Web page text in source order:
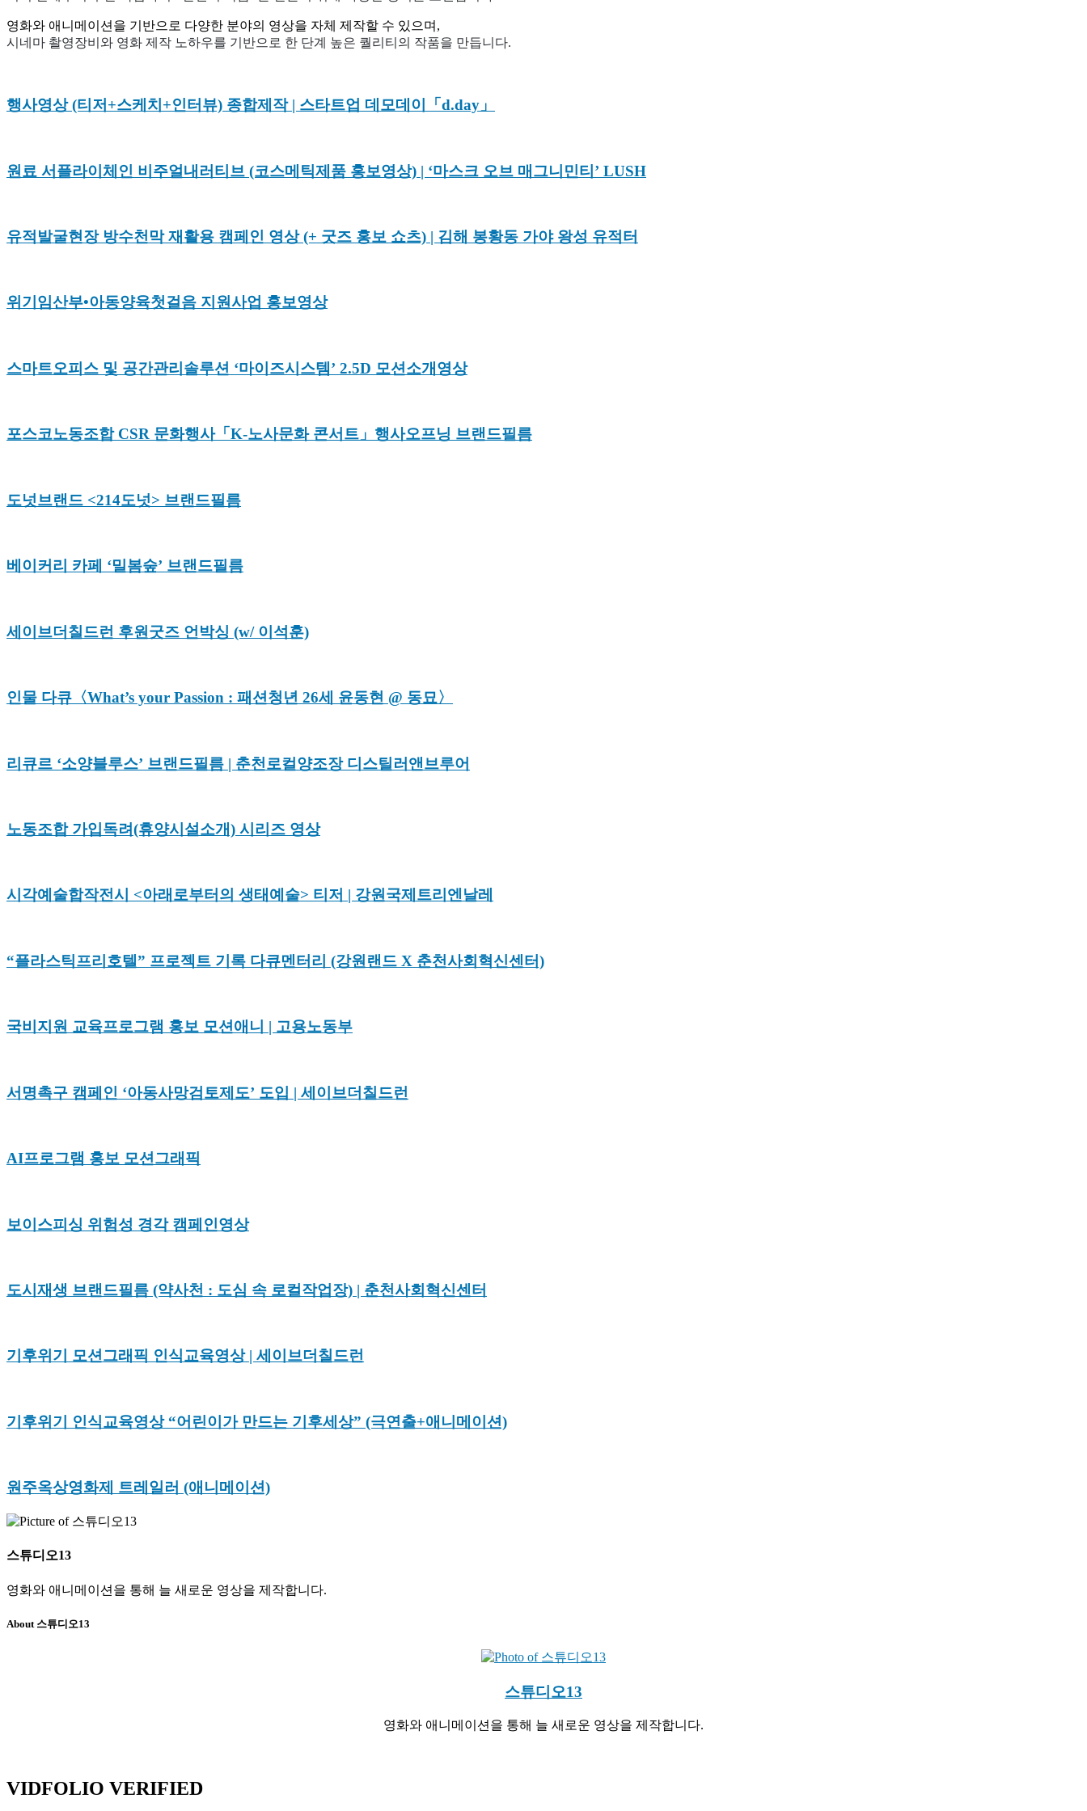
영화와 애니메이션을 기반으로 다양한 분야의 영상을 자체 제작할 수 있으며,
시네마 촬영장비와 영화 제작 노하우를 기반으로 한 단계 높은 퀄리티의 작품을 만듭니다.
행사영상 (티저+스케치+인터뷰) 종합제작 | 스타트업 데모데이「d.day」
원료 서플라이체인 비주얼내러티브 (코스메틱제품 홍보영상) | ‘마스크 오브 매그니민티’ LUSH
유적발굴현장 방수천막 재활용 캠페인 영상 (+ 굿즈 홍보 쇼츠) | 김해 봉황동 가야 왕성 유적터
위기임산부•아동양육첫걸음 지원사업 홍보영상
스마트오피스 및 공간관리솔루션 ‘마이즈시스템’ 2.5D 모션소개영상
포스코노동조합 CSR 문화행사「K-노사문화 콘서트」행사오프닝 브랜드필름
도넛브랜드 <214도넛> 브랜드필름
베이커리 카페 ‘밀봄숲’ 브랜드필름
세이브더칠드런 후원굿즈 언박싱 (w/ 이석훈)
인물 다큐〈What’s your Passion : 패션청년 26세 윤동현 @ 동묘〉
리큐르 ‘소양블루스’ 브랜드필름 | 춘천로컬양조장 디스틸러앤브루어
노동조합 가입독려(휴양시설소개) 시리즈 영상
시각예술합작전시 <아래로부터의 생태예술> 티저 | 강원국제트리엔날레
“플라스틱프리호텔” 프로젝트 기록 다큐멘터리 (강원랜드 X 춘천사회혁신센터)
국비지원 교육프로그램 홍보 모션애니 | 고용노동부
서명촉구 캠페인 ‘아동사망검토제도’ 도입 | 세이브더칠드런
AI프로그램 홍보 모션그래픽
보이스피싱 위험성 경각 캠페인영상
도시재생 브랜드필름 (약사천 : 도심 속 로컬작업장) | 춘천사회혁신센터
기후위기 모션그래픽 인식교육영상 | 세이브더칠드런
기후위기 인식교육영상 “어린이가 만드는 기후세상” (극연출+애니메이션)
원주옥상영화제 트레일러 (애니메이션)
스튜디오13
영화와 애니메이션을 통해 늘 새로운 영상을 제작합니다.
About 스튜디오13
스튜디오13
영화와 애니메이션을 통해 늘 새로운 영상을 제작합니다.
VIDFOLIO VERIFIED